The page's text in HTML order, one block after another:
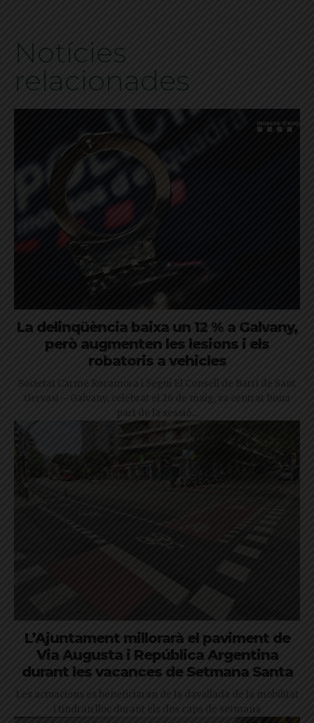
Notícies
relacionades
La delinqüència baixa un 12 % a Galvany,
però augmenten les lesions i els
robatoris a vehicles
Societat Carme Rocamora i Seguí El Consell de Barri de Sant
Gervasi – Galvany, celebrat el 26 de maig, va centrar bona
part de la sessió...
L’Ajuntament millorarà el paviment de
Via Augusta i República Argentina
durant les vacances de Setmana Santa
Les actuacions es beneficiaran de la davallada de la mobilitat
i tindran lloc durant els dos caps de setmana